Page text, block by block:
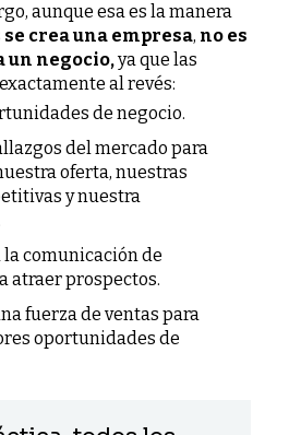
aunque esa es la manera
se crea una empresa, no es
un negocio,ya que las
al revés:
de negocio.
del mercado para
oferta, nuestras
y nuestra
la comunicación de
atraer prospectos.
fuerza de ventas para
oportunidades de